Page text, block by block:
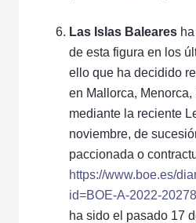
Las Islas Baleares
de esta figura en los
ello que ha decidido
en Mallorca, Menorca,
mediante la reciente
noviembre, de
paccionada o
https://www.boe.es/
id=BOE-A-2022-20278
ha sido el pasado 17